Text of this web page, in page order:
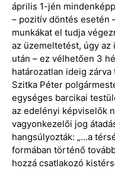
április 1-jén
– pozitív döntés esetén
munkákat el tudja
az üzemeltetést, úgy
után – ez vélhetően 3
határozatlan ideig zárva
Szitka Péter
egységes barcikai
az edelényi képviselők
vagyonkezelői jog
hangsúlyozták: „…a
formában történő
hozzá csatlakozó